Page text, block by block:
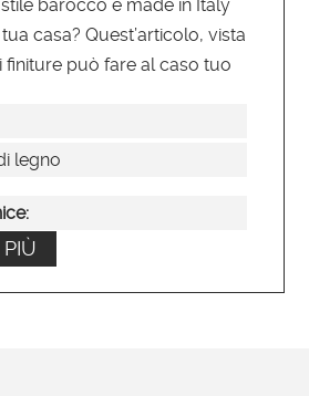
stile barocco e made in Italy
casa? Quest’articolo, vista
finiture può fare al caso tuo
legno